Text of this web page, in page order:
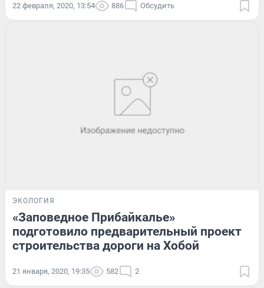
22 февраля, 2020, 13:54 886 Обсудить
ЭКОЛОГИЯ
«Заповедное Прибайкалье»
подготовило предварительный проект
строительства дороги на Хобой
21 января, 2020, 19:35 582 2